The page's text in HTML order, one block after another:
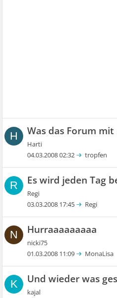
H Was das Forum
Harti
04.03.2008 02:32 tropfen
R Es wird jeden Tag
Regi
03.03.2008 17:45 Regi
N Hurraaaaaaaaa
nicki75
01.03.2008 11:09 MonaLisa
K Und wieder was
kajal